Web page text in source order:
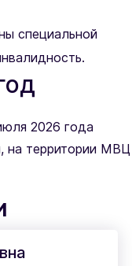
специальной
2026 года
на территории МВЦ